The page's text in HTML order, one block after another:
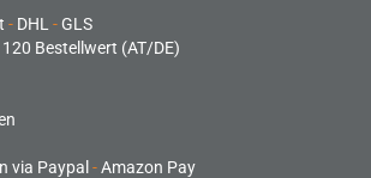
- DHL -GLS
Bestellwert (AT/DE)
via Paypal -Amazon Pay